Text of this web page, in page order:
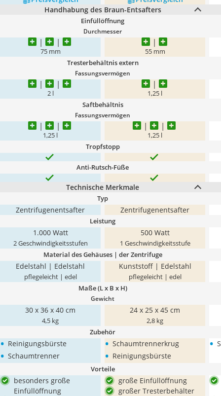
Handhabung des Braun-Entsafters
Einfüllöffnung
Durchmesser
75 mm 55 mm
Tresterbehältnis extern
Fassungsvermögen
2 l 1,25 l
Saftbehältnis
Fassungsvermögen
1,25 l 1,25 l
Tropfstopp
Anti-Rutsch-Füße
Technische Merkmale
Typ
Zentrifugenentsafter Zentrifugenentsafter
Leistung
1.000 Watt
2 Geschwindigkeitsstufen
500 Watt
1 Geschwindigkeitsstufe
Material des Gehäuses | der Zentrifuge
Edelstahl | Edelstahl
pflegeleicht | edel
Kunststoff | Edelstahl
pflegeleicht | edel
Maße (L x B x H)
Gewicht
30 x 36 x 40 cm
4,5 kg
24 x 25 x 45 cm
2,8 kg
Zubehör
• Reinigungsbürste
• Schaumtrenner
• Schaumtrennerkrug
• Reinigungsbürste
•
Vorteile
besonders große
Einfüllöffnung
große Einfüllöffnung
großer Tresterbehälter